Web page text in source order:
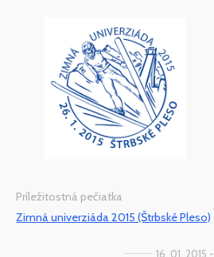
Príležitostná pečiatka
Zimná univerziáda 2015 (Štrbské Pleso)
16. 01. 2015 -